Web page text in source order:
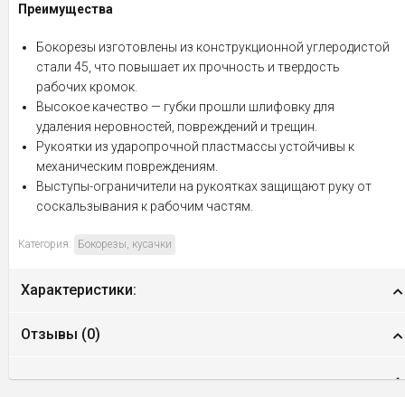
Преимущества
Бокорезы изготовлены из конструкционной углеродистой
стали 45, что повышает их прочность и твердость
рабочих кромок.
Высокое качество — губки прошли шлифовку для
удаления неровностей, повреждений и трещин.
Рукоятки из ударопрочной пластмассы устойчивы к
механическим повреждениям.
Выступы-ограничители на рукоятках защищают руку от
соскальзывания к рабочим частям.
Категория: Бокорезы, кусачки
Характеристики:
Отзывы (0)